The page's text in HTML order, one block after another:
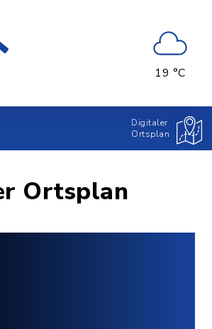
19 °C
Digitaler
Ortsplan
Ortsplan